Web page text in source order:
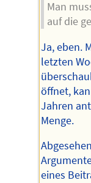
Man
auf die
Ja, eben.
letzten
öffnet,
Jahren
Menge.
eines